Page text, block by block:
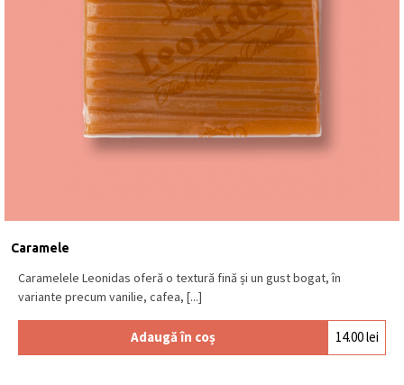
Caramele
Caramelele Leonidas oferă o textură fină și un gust bogat, în
variante precum vanilie, cafea, [...]
Adaugă în coș 14.00lei